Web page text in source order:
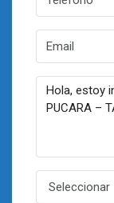
Seleccionar